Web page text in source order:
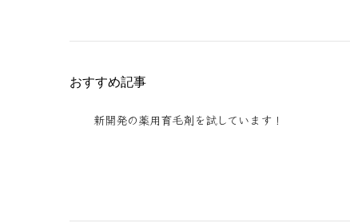
おすすめ記事
新開発の薬用育毛剤を試しています！